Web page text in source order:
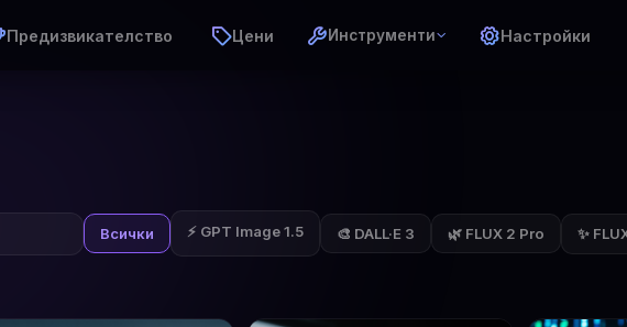
Предизвикателство Цени Инструменти Настройки
Всички ⚡ GPT Image 1.5 🎨 DALL·E 3 🌿 FLUX 2 Pro ✨